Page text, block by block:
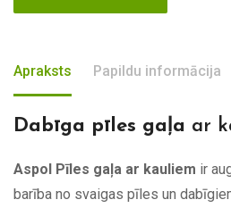
Apraksts Papildu informācija
Dabīga pīles gaļa ar
Aspol Pīles gaļa ar kauliem ir
barība no svaigas pīles un